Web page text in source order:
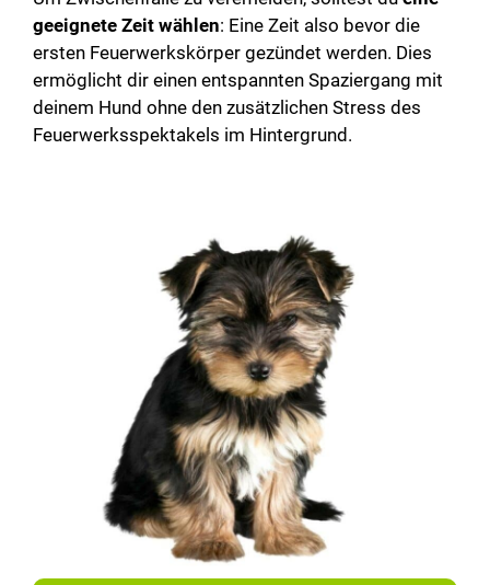
geeignete Zeit wählen: Eine Zeit also bevor die
ersten Feuerwerkskörper gezündet werden. Dies
ermöglicht dir einen entspannten Spaziergang mit
deinem Hund ohne den zusätzlichen Stress des
Feuerwerksspektakels im Hintergrund.